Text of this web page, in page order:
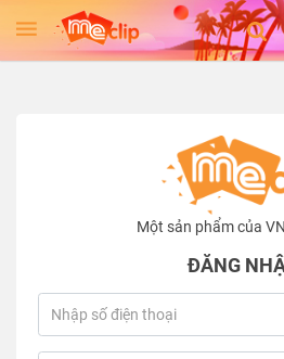
Một sản phẩm của
ĐĂNG